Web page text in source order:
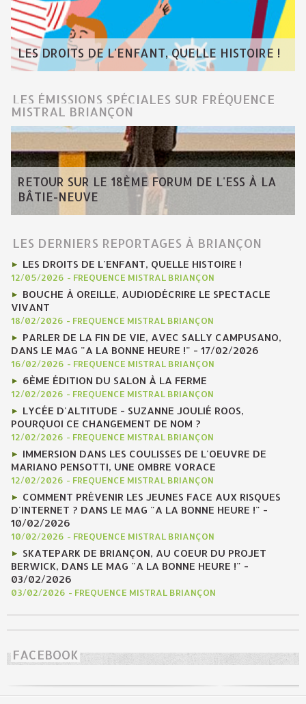
LES DROITS DE L'ENFANT, QUELLE HISTOIRE !
LES ÉMISSIONS SPÉCIALES SUR FRÉQUENCE
MISTRAL BRIANÇON
RETOUR SUR LE 18ÈME FORUM DE L'ESS À LA
BÂTIE-NEUVE
LES DERNIERS REPORTAGES À BRIANÇON
LES DROITS DE L'ENFANT, QUELLE HISTOIRE !
12/05/2026 - FREQUENCE MISTRAL BRIANÇON
BOUCHE À OREILLE, AUDIODÉCRIRE LE SPECTACLE
VIVANT
18/02/2026 - FREQUENCE MISTRAL BRIANÇON
PARLER DE LA FIN DE VIE, AVEC SALLY CAMPUSANO,
DANS LE MAG "A LA BONNE HEURE !" - 17/02/2026
16/02/2026 - FREQUENCE MISTRAL BRIANÇON
6ÈME ÉDITION DU SALON À LA FERME
12/02/2026 - FREQUENCE MISTRAL BRIANÇON
LYCÉE D'ALTITUDE - SUZANNE JOULIÉ ROOS,
POURQUOI CE CHANGEMENT DE NOM ?
12/02/2026 - FREQUENCE MISTRAL BRIANÇON
IMMERSION DANS LES COULISSES DE L'OEUVRE DE
MARIANO PENSOTTI, UNE OMBRE VORACE
12/02/2026 - FREQUENCE MISTRAL BRIANÇON
COMMENT PRÉVENIR LES JEUNES FACE AUX RISQUES
D'INTERNET ? DANS LE MAG "A LA BONNE HEURE !" -
10/02/2026
10/02/2026 - FREQUENCE MISTRAL BRIANÇON
SKATEPARK DE BRIANÇON, AU COEUR DU PROJET
BERWICK, DANS LE MAG "A LA BONNE HEURE !" -
03/02/2026
03/02/2026 - FREQUENCE MISTRAL BRIANÇON
FACEBOOK